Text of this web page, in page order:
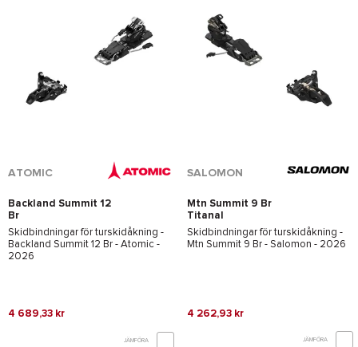
ATOMIC
Backland Summit 12
Br
Skidbindningar för turskidåkning -
Backland Summit 12 Br - Atomic -
2026
4 689,33 kr
JÄMFÖRA
SALOMON
Mtn Summit 9 Br
Titanal
Skidbindningar för turskidåkning -
Mtn Summit 9 Br - Salomon - 2026
4 262,93 kr
JÄMFÖRA